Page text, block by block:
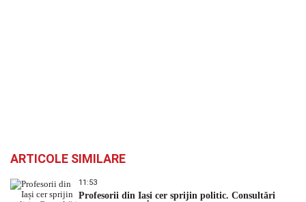
ARTICOLE SIMILARE
11:53
Profesorii din Iași cer sprijin politic. Consultări